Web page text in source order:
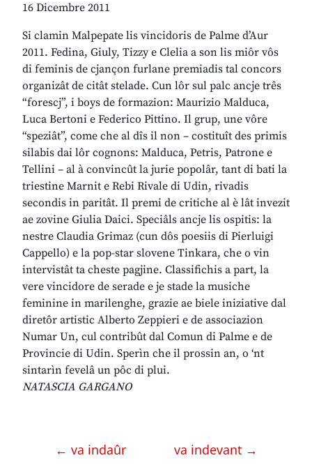
16 Dicembre 2011
Si clamin Malpepate lis vincidoris de Palme d’Aur
2011. Fedina, Giuly, Tizzy e Clelia a son lis miôr vôs
di feminis de cjançon furlane premiadis tal concors
organizât de citât stelade. Cun lôr sul palc ancje três
“forescj”, i boys de formazion: Maurizio Malduca,
Luca Bertoni e Federico Pittino. Il grup, une vôre
“speziât”, come che al dîs il non – costituît des primis
silabis dai lôr cognons: Malduca, Petris, Patrone e
Tellini – al à convincût la jurie popolâr, tant di bati la
triestine Marnit e Rebi Rivale di Udin, rivadis
secondis in paritât. Il premi de critiche al è lât invezit
ae zovine Giulia Daici. Speciâls ancje lis ospitis: la
nestre Claudia Grimaz (cun dôs poesiis di Pierluigi
Cappello) e la pop-star slovene Tinkara, che o vin
intervistât ta cheste pagjine. Classifichis a part, la
vere vincidore de serade e je stade la musiche
feminine in marilenghe, grazie ae biele iniziative dal
diretôr artistic Alberto Zeppieri e de associazion
Numar Un, cul contribût dal Comun di Palme e de
Provincie di Udin. Sperìn che il prossin an, o ‘nt
sintarìn fevelâ un pôc di plui.
NATASCIA GARGANO
← va indaûr va indevant →